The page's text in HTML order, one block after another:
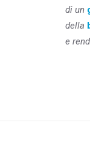
di un
della
e